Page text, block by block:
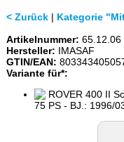
< Zurück| Kategorie
Artikelnummer: 65.12.06
Hersteller: IMASAF
GTIN/EAN:
Variante für*:
ROVER 400 II
75 PS - BJ.: 1996/